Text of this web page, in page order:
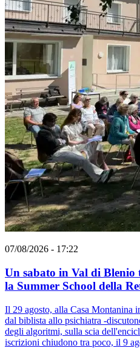
07/08/2026 - 17:22
Un sabato in Val di Blenio
la Summer School della
Il 29 agosto, alla Casa Montanina
dal biblista allo psichiatra -
degli algoritmi, sulla scia
iscrizioni chiudono tra poco, il 9